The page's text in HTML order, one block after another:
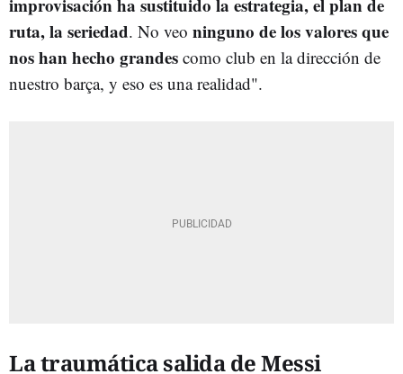
ruta, la seriedad. No veo ninguno de los valores que
nos han hecho grandes como club en la dirección de
nuestro barça, y eso es una realidad".
La traumática salida de Messi